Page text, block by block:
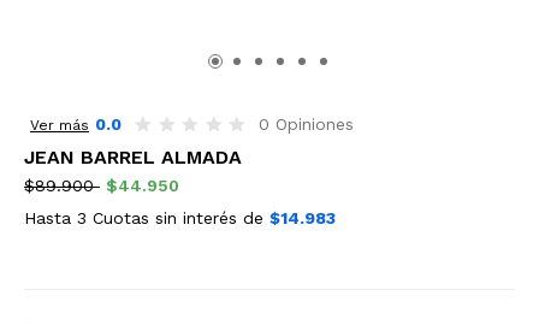
Ver más 0.0 0 Opiniones
JEAN BARREL ALMADA
$89.900 $44.950
Hasta 3 Cuotas sin interés de $14.983